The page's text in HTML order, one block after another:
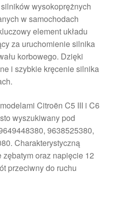
wysokoprężnych
w samochodach
element układu
za uruchomienie silnika
korbowego. Dzięki
i szybkie kręcenie silnika
Citroën C5 III i C6
wyszukiwany pod
9638525380,
Charakterystyczną
oraz napięcie 12
przeciwny do ruchu